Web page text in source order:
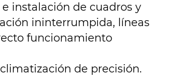
instalación de cuadros y
ininterrumpida, líneas
funcionamiento
de precisión.